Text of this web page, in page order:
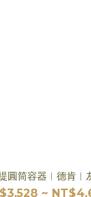
圓筒容器︱德肯︱
~